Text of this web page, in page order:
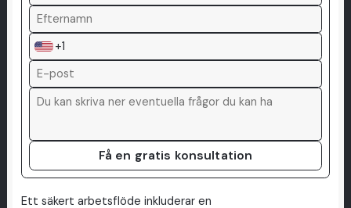
+1
Få en gratis konsultation
Ett säkert arbetsflöde inkluderar en